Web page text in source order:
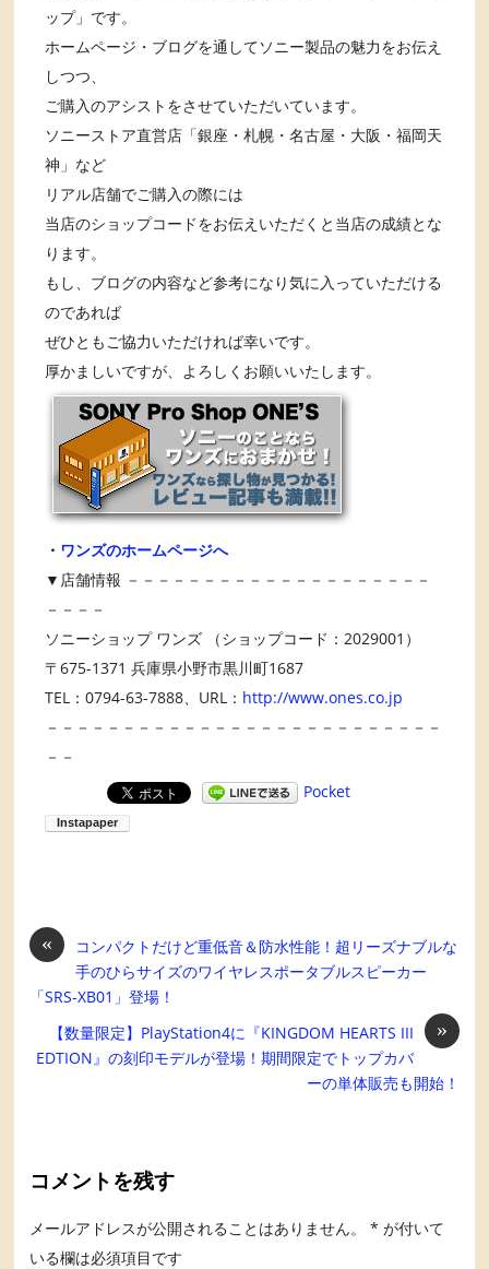
ップ」です。
ホームページ・ブログを通してソニー製品の魅力をお伝え
しつつ、
ご購入のアシストをさせていただいています。
ソニーストア直営店「銀座・札幌・名古屋・大阪・福岡天
神」など
リアル店舗でご購入の際には
当店のショップコードをお伝えいただくと当店の成績とな
ります。
もし、ブログの内容など参考になり気に入っていただける
のであれば
ぜひともご協力いただければ幸いです。
厚かましいですが、よろしくお願いいたします。
・ ワンズのホームページへ
▼店舗情報 －－－－－－－－－－－－－－－－－－－－
－－－－
ソニーショップ ワンズ （ショップコード：2029001）
〒675-1371 兵庫県小野市黒川町1687
TEL：0794-63-7888、URL： http://www.ones.co.jp
－－－－－－－－－－－－－－－－－－－－－－－－－－
－－
Pocket
«
コンパクトだけど重低音＆防水性能！超リーズナブルな
手のひらサイズのワイヤレスポータブルスピーカー
「SRS-XB01」登場！
»
【数量限定】PlayStation4に『KINGDOM HEARTS III
EDTION』の刻印モデルが登場！期間限定でトップカバ
ーの単体販売も開始！
コメントを残す
メールアドレスが公開されることはありません。 * が付いて
いる欄は必須項目です